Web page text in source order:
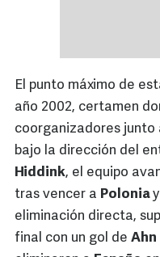
El punto máximo de
año 2002, certamen
coorganizadores junto
bajo la dirección del
Hiddink, el equipo
tras vencer a Poloniay
eliminación directa,
final con un gol de Ahn